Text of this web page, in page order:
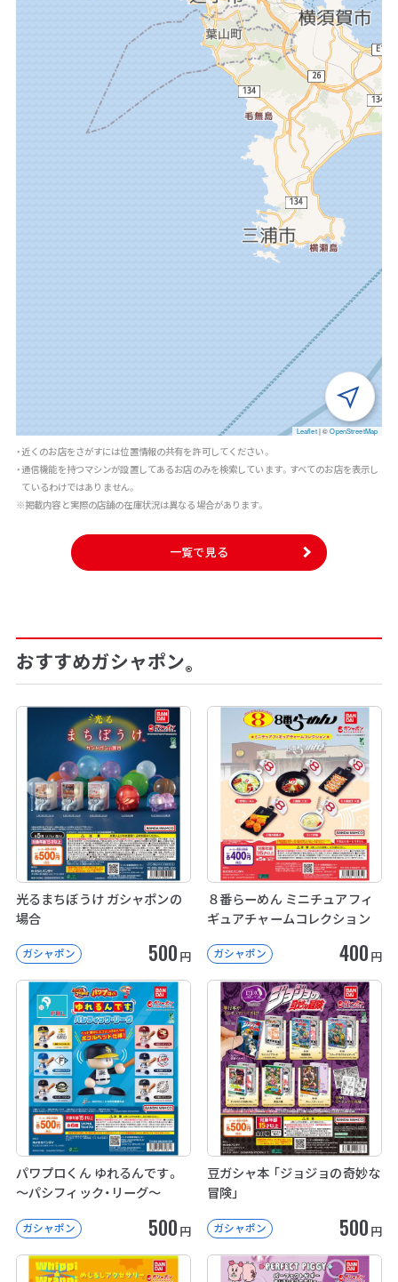
Leaflet |©OpenStreetMap
・近くのお店をさがすには位置情報の共有を許可してください。
・通信機能を持つマシンが設置してあるお店のみを検索しています。すべてのお店を表示し
ているわけではありません。
※掲載内容と実際の店舗の在庫状況は異なる場合があります。
一覧で見る
おすすめガシャポン®
光るまちぼうけ ガシャポンの
場合
ガシャポン 500 円
８番らーめん ミニチュアフィ
ギュアチャームコレクション
ガシャポン 400 円
パワプロくん ゆれるんです。
～パシフィック・リーグ～
ガシャポン 500 円
豆ガシャ本 「ジョジョの奇妙な
冒険」
ガシャポン 500 円